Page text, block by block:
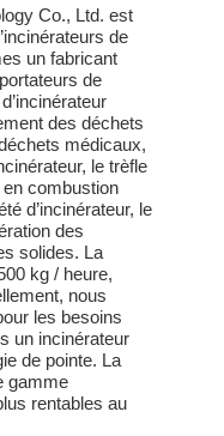
Co., Ltd. est
de
un fabricant
de
des déchets
médicaux,
le trèfle
combustion
d’incinérateur, le
des
solides. La
kg / heure,
nous
les besoins
un incinérateur
de pointe. La
gamme
rentables au